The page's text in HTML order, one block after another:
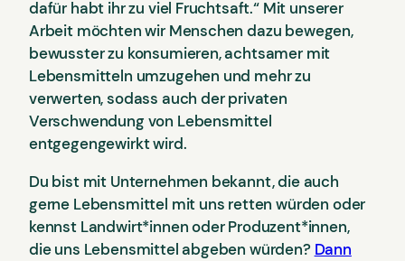
dafür habt ihr zu viel Fruchtsaft.“ Mit unserer
Arbeit möchten wir Menschen dazu bewegen,
bewusster zu konsumieren, achtsamer mit
Lebensmitteln umzugehen und mehr zu
verwerten, sodass auch der privaten
Verschwendung von Lebensmittel
entgegengewirkt wird.
Du bist mit Unternehmen bekannt, die auch
gerne Lebensmittel mit uns retten würden oder
kennst Landwirt*innen oder Produzent*innen,
die uns Lebensmittel abgeben würden? Dann